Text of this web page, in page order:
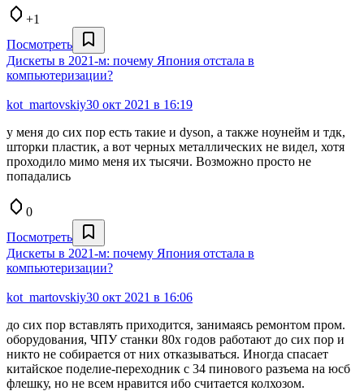
+1
Посмотреть
Дискеты в 2021-м: почему Япония отстала в
компьютеризации?
kot_martovskiy30 окт 2021 в 16:19
у меня до сих пор есть такие и dyson, а также ноунейм и тдк,
шторки пластик, а вот черных металлических не видел, хотя
проходило мимо меня их тысячи. Возможно просто не
попадались
0
Посмотреть
Дискеты в 2021-м: почему Япония отстала в
компьютеризации?
kot_martovskiy30 окт 2021 в 16:06
до сих пор вставлять приходится, занимаясь ремонтом пром.
оборудования, ЧПУ станки 80х годов работают до сих пор и
никто не собирается от них отказываться. Иногда спасает
китайское поделие-переходник с 34 пинового разъема на юсб
флешку, но не всем нравится ибо считается колхозом.